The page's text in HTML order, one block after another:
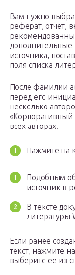
Вам нужно
реферат, отчет,
дополнительные
источника,
поля списка
После фамилии
перед его
несколько
«Корпоративный
всех авторах.
Нажмите на
Подобным
источник в
В тексте
литературы
Если ранее
текст, нажмите
выберите ее из